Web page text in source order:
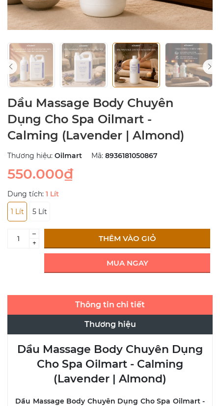
Dầu Massage Body Chuyên
Dụng Cho Spa Oilmart -
Calming (Lavender | Almond)
Thương hiệu: Oilmart Mã: 8936181050867
550.000₫
Dung tích: 1 Lít
1 Lít
5 Lít
–
+
THÊM VÀO GIỎ
MUA NGAY
Thông tin chi tiết
Thương hiệu
Dầu Massage Body Chuyên Dụng
Cho Spa Oilmart - Calming
(Lavender | Almond)
Dầu Massage Body Chuyên Dụng Cho Spa Oilmart -